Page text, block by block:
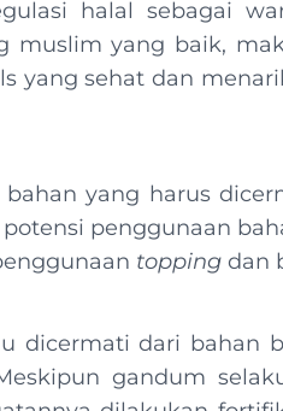
halal sebagai
muslim yang baik,
yang sehat dan
yang harus
penggunaan
topping dan
dicermati dari bahan
gandum